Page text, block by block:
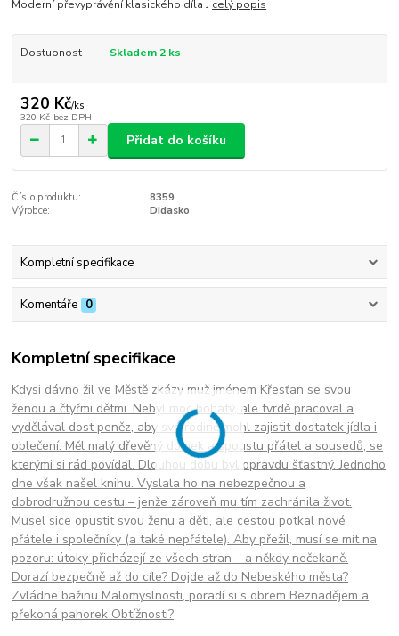
Moderní převyprávění klasického díla J celý popis
Dostupnost Skladem 2 ks
320 Kč/ks
320 Kč bez DPH
Přidat do košíku
Číslo produktu:
8359
Výrobce:
Didasko
Kompletní specifikace
Komentáře 0
Kompletní specifikace
Kdysi dávno žil ve Městě zkázy muž jménem Křesťan se svou
ženou a čtyřmi dětmi. Nebyl moc bohatý, ale tvrdě pracoval a
vydělával dost peněz, aby své rodině mohl zajistit dostatek jídla i
oblečení. Měl malý dřevěný domek a spoustu přátel a sousedů, se
kterými si rád povídal. Dlouhou dobu byl opravdu šťastný. Jednoho
dne však našel knihu. Vyslala ho na nebezpečnou a
dobrodružnou cestu – jenže zároveň mu tím zachránila život.
Musel sice opustit svou ženu a děti, ale cestou potkal nové
přátele i společníky (a také nepřátele). Aby přežil, musí se mít na
pozoru: útoky přicházejí ze všech stran – a někdy nečekaně.
Dorazí bezpečně až do cíle? Dojde až do Nebeského města?
Zvládne bažinu Malomyslnosti, poradí si s obrem Beznadějem a
překoná pahorek Obtížnosti?